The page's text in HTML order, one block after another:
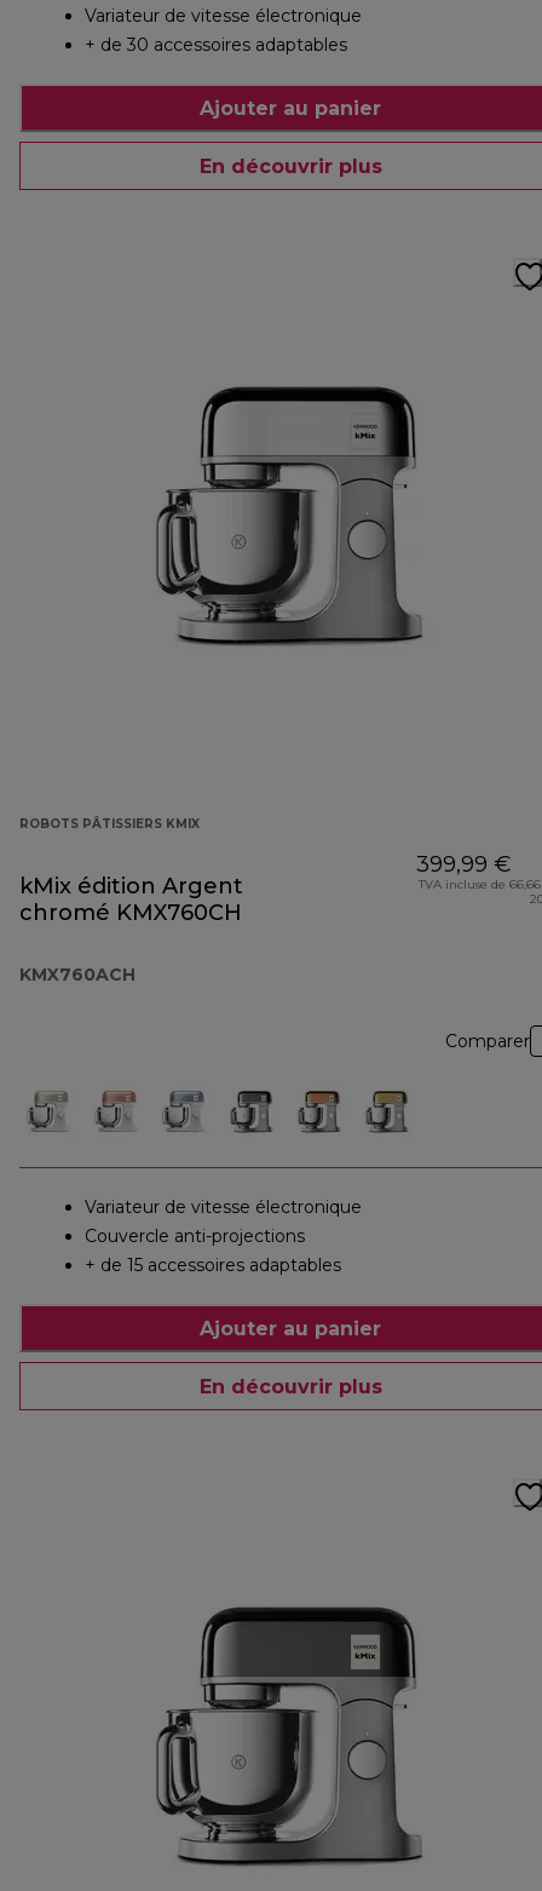
Variateur de vitesse électronique
+ de 30 accessoires adaptables
Ajouter au panier
En découvrir plus
ROBOTS PÂTISSIERS KMIX
kMix édition Argent
chromé KMX760CH
KMX760ACH
399,99 €
TVA incluse de
Comparer
Variateur de vitesse électronique
Couvercle anti-projections
+ de 15 accessoires adaptables
Ajouter au panier
En découvrir plus